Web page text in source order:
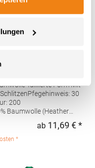
Polo
Form Mit
30
200
Baumwolle (Heather
D12 ER80 ROI Irland E-
ab 11,69 € *
*